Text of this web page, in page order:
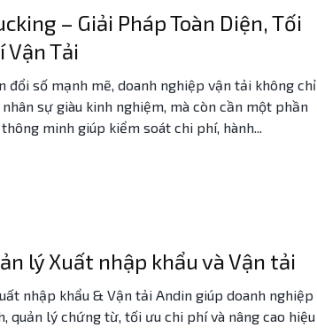
– Giải Pháp Toàn Diện, Tối
Vận Tải
đổi số mạnh mẽ, doanh nghiệp vận tải không chỉ
sự giàu kinh nghiệm, mà còn cần một phần
minh giúp kiểm soát chi phí, hành...
lý Xuất nhập khẩu và Vận tải
nhập khẩu & Vận tải Andin giúp doanh nghiệp
quản lý chứng từ, tối ưu chi phí và nâng cao hiệu